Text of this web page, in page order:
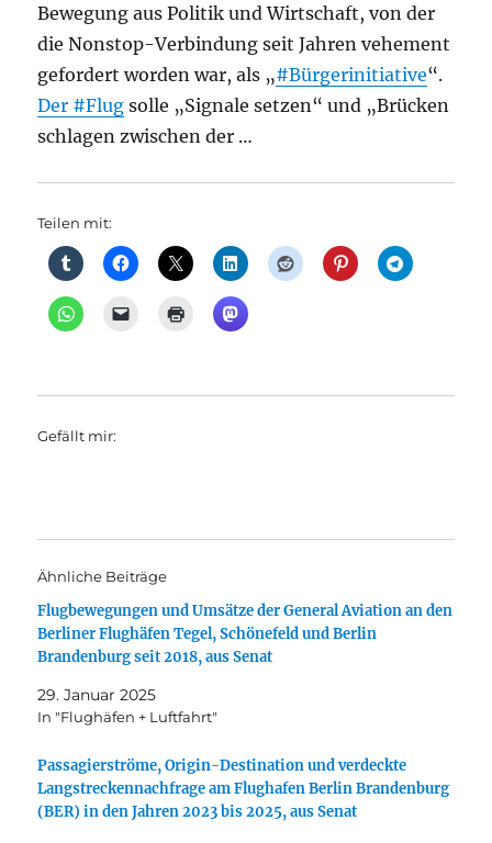
Bewegung aus Politik und Wirtschaft, von der
die Nonstop-Verbindung seit Jahren vehement
gefordert worden war, als „#Bürgerinitiative“.
Der #Flug solle „Signale setzen“ und „Brücken
schlagen zwischen der …
Teilen mit:
Gefällt mir:
Ähnliche Beiträge
Flugbewegungen und Umsätze der General Aviation an den
Berliner Flughäfen Tegel, Schönefeld und Berlin
Brandenburg seit 2018, aus Senat
29. Januar 2025
In "Flughäfen + Luftfahrt"
Passagierströme, Origin-Destination und verdeckte
Langstreckennachfrage am Flughafen Berlin Brandenburg
(BER) in den Jahren 2023 bis 2025, aus Senat